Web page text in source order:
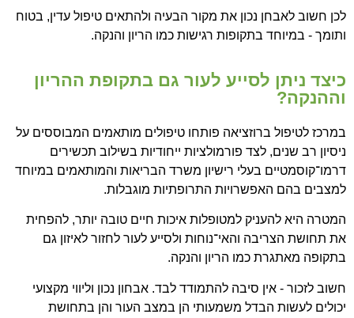
לכן חשוב לאבחן נכון את מקור הבעיה ולהתאים טיפול עדין, בטוח
ותומך - במיוחד בתקופות רגישות כמו הריון והנקה.
כיצד ניתן לסייע לעור גם בתקופת ההריון
וההנקה?
במרכז לטיפול ברוזציאה פותחו טיפולים מותאמים המבוססים על
ניסיון רב שנים, לצד פורמולציות ייחודיות בשילוב תכשירים
דרמו־קוסמטיים בעלי רישיון משרד הבריאות והמותאמים במיוחד
למצבים בהם האפשרויות התרופתיות מוגבלות.
המטרה היא להעניק למטופלות איכות חיים טובה יותר, להפחית
את תחושת הצריבה והאי־נוחות ולסייע לעור לחזור לאיזון גם
בתקופה מאתגרת כמו הריון והנקה.
חשוב לזכור - אין סיבה להתמודד לבד. אבחון נכון וליווי מקצועי
יכולים לעשות הבדל משמעותי הן במצב העור והן בתחושת